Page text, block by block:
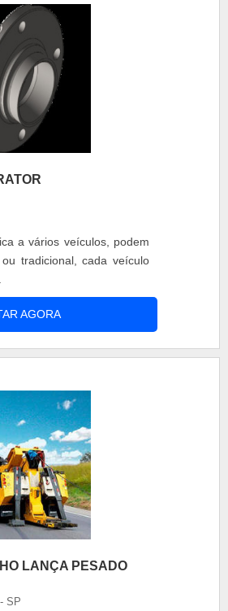
a vários veículos, podem
tradicional, cada veículo
AGORA
LANÇA PESADO
SP